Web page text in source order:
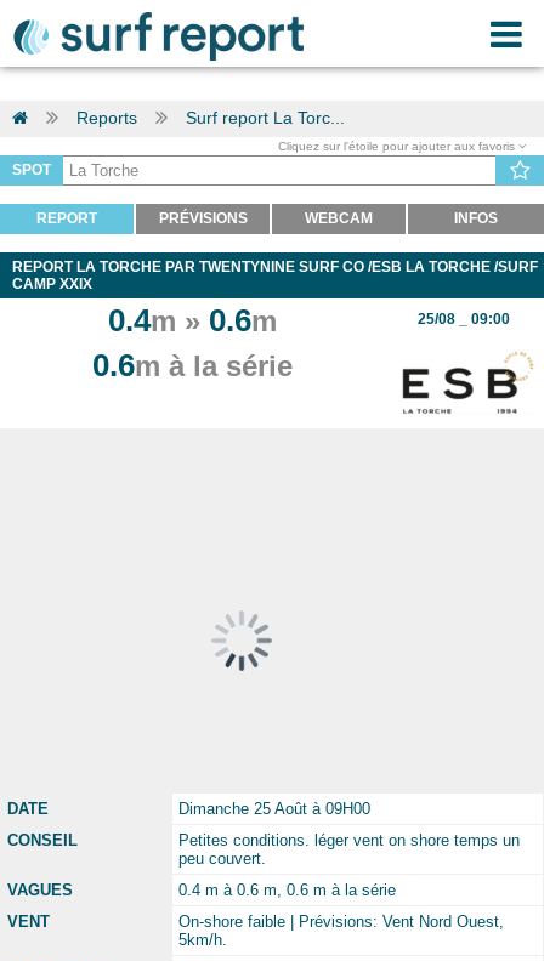
Reports Surf report La Torc...
Cliquez sur l'étoile pour ajouter aux favoris
SPOT
REPORT PRÉVISIONS WEBCAM INFOS
REPORT LA TORCHE PAR TWENTYNINE SURF CO /ESB LA TORCHE /SURF
CAMP XXIX
0.4m » 0.6m
0.6m à la série
25/08 _ 09:00
DATE
Dimanche 25 Août à 09H00
CONSEIL
Petites conditions. léger vent on shore temps un
peu couvert.
VAGUES
0.4 m à 0.6 m, 0.6 m à la série
VENT
On-shore faible | Prévisions: Vent Nord Ouest,
5km/h.